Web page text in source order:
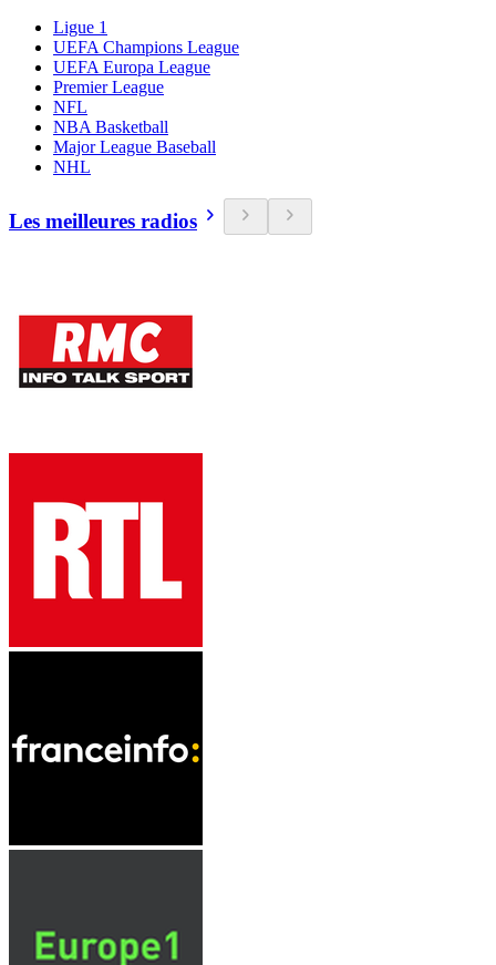
Ligue 1
UEFA Champions League
UEFA Europa League
Premier League
NFL
NBA Basketball
Major League Baseball
NHL
Les meilleures radios